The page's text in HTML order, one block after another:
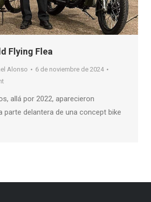
Flying Flea
Alonso
6 de noviembre de 2024
allá por 2022, aparecieron
parte delantera de una concept bike